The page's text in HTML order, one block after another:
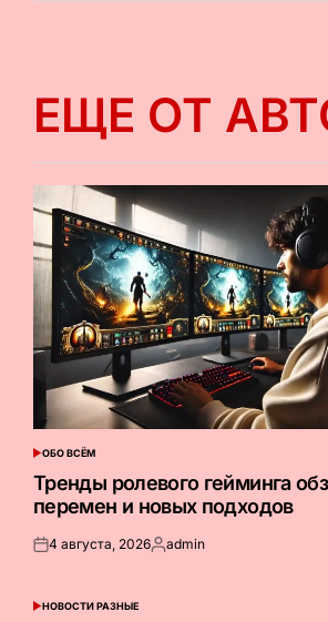
ЕЩЕ ОТ
ОПУБЛИКОВАНО
В
ОБО ВСЁМ
Тренды ролевого гейминга
перемен и новых подходов
Опубликовано
4 августа, 2026Запись
admin
ОПУБЛИКОВАНО
НОВОСТИ РАЗНЫЕ